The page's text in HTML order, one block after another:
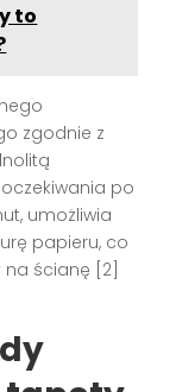
to
zgodnie z
po
umożliwia
papieru, co
na ścianę [2]